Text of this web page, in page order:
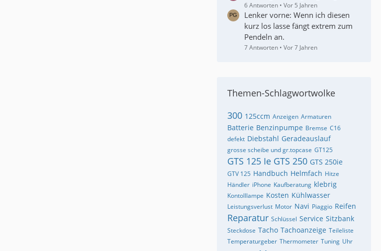
6 Antworten Vor 5 Jahren
Lenker vorne: Wenn ich diesen
kurz los lasse fängt extrem zum
Pendeln an.
7 Antworten Vor 7 Jahren
Themen-Schlagwortwolke
300 125ccm Anzeigen Armaturen
Batterie Benzinpumpe Bremse C16
defekt Diebstahl Geradeauslauf
grosse scheibe und gr.topcase GT125
GTS 125 Ie GTS 250 GTS 250ie
GTV 125 Handbuch Helmfach Hitze
Händler iPhone Kaufberatung klebrig
Kontolllampe Kosten Kühlwasser
Leistungsverlust Motor Navi Piaggio Reifen
Reparatur Schlüssel Service Sitzbank
Steckdose Tacho Tachoanzeige Teileliste
Temperaturgeber Thermometer Tuning Uhr